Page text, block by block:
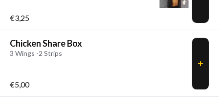
€3,25
Chicken Share Box
3 Wings -2 Strips
€5,00